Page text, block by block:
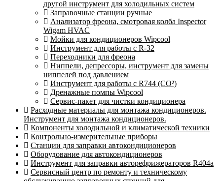
другой инструмент для холодильных систем
Заправочные станции ручные
Анализатор фреона, смотровая колба Inspector
Wigam HVAC
Мойки для кондиционеров Wipcool
Инструмент для работы с R-32
Переходники для фреона
Ниппели, депрессоры, инструмент для замены
ниппелей под давлением
Инструмент для работы с R744 (CO²)
Дренажные помпы Wipcool
Сервис-пакет для чистки кондиционера
Расходные материалы для монтажа кондиционеров.
Инструмент для монтажа кондиционеров.
Компоненты холодильной и климатической техники
Контрольно-измерительные приборы
Станции для заправки автокондиционеров
Оборудование для автокондиционеров
Инструмент для заправки авторефрижераторов R404a
Сервисный центр по ремонту и техническому